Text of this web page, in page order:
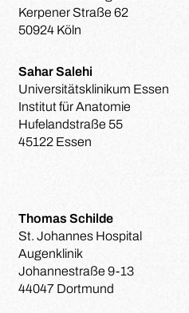
Kerpener Straße 62
50924 Köln
Sahar Salehi
Universitätsklinikum Essen
Institut für Anatomie
Hufelandstraße 55
45122 Essen
Thomas Schilde
St. Johannes Hospital
Augenklinik
Johannestraße 9-13
44047 Dortmund